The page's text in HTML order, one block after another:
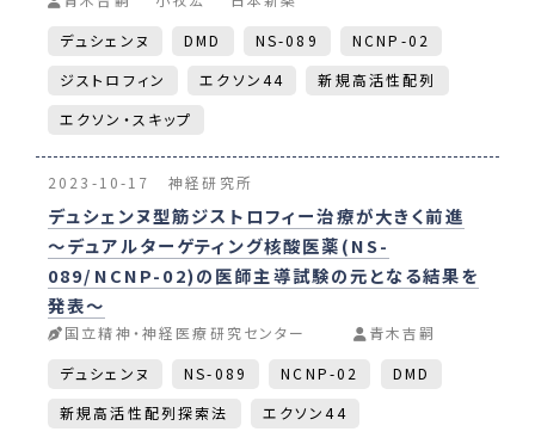
デュシェンヌ
DMD NS-089
NCNP-02
ジストロフィン
エクソン44
新規高活性配列
エクソン・スキップ
2023-10-17 神経研究所
デュシェンヌ型筋ジストロフィー治療が大きく前進
～デュアルターゲティング核酸医薬(NS-
089/NCNP-02)の医師主導試験の元となる結果を
発表～
国立精神・神経医療研究センター
青木吉嗣
デュシェンヌ
NS-089 NCNP-02
DMD
新規高活性配列探索法
エクソン44